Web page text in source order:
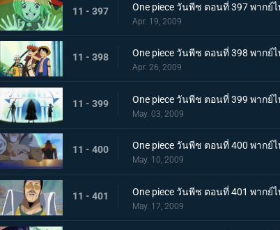
11 - 397 One piece วันพีช ตอนที่ 397 พาก
Apr. 19, 2009
11 - 398 One piece วันพีช ตอนที่ 398 พาก
Apr. 26, 2009
11 - 399 One piece วันพีช ตอนที่ 399 พาก
May. 03, 2009
11 - 400 One piece วันพีช ตอนที่ 400 พากย์
May. 10, 2009
11 - 401 One piece วันพีช ตอนที่ 401 พากย์
May. 17, 2009